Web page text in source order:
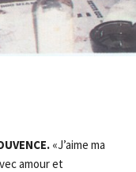
«J’aime ma
amour et